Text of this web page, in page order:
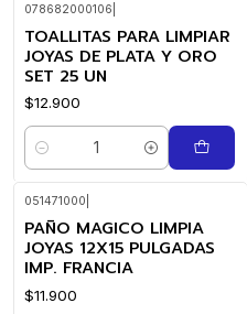
078682000106
TOALLITAS PARA LIMPIAR
JOYAS DE PLATA Y ORO
SET 25 UN
$12.900
Cantidad
051471000
PAÑO MAGICO LIMPIA
JOYAS 12X15 PULGADAS
IMP. FRANCIA
$11.900